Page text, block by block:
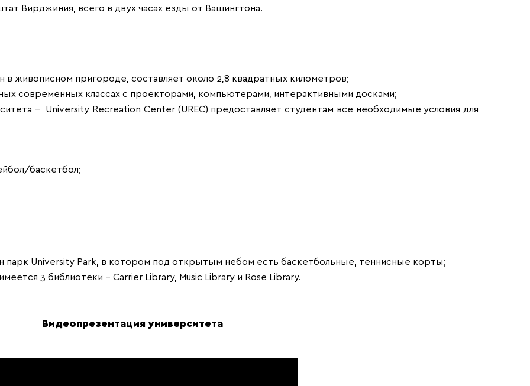
Вирджиния, всего в двух часах езды от Вашингтона.
живописном пригороде, составляет около 2,8 квадратных километров;
современных классах с проекторами, компьютерами, интерактивными досками;
– University Recreation Center (UREC) предоставляет студентам все необходимые условия для
баскетбол;
парк University Park, в котором под открытым небом есть баскетбольные, теннисные корты;
3 библиотеки – Carrier Library, Music Library и Rose Library.
Видеопрезентация университета